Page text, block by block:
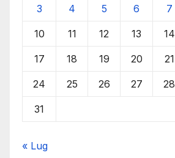
3 4 5 6 7
10 11 12 13 14
17 18 19 20 21
24 25 26 27 28
31
« Lug